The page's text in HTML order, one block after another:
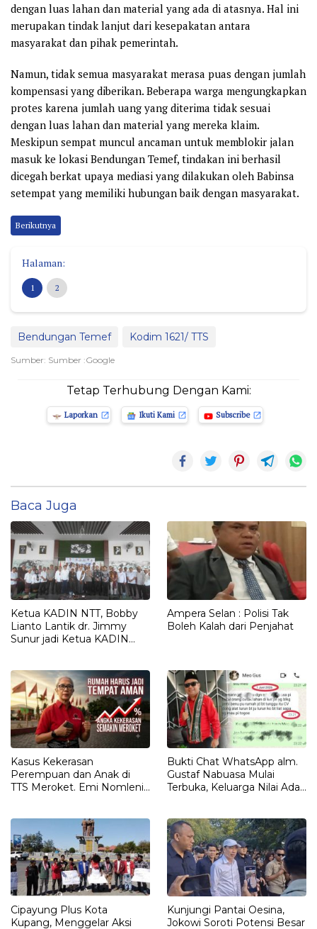
dengan luas lahan dan material yang ada di atasnya. Hal ini
merupakan tindak lanjut dari kesepakatan antara
masyarakat dan pihak pemerintah.
Namun, tidak semua masyarakat merasa puas dengan jumlah
kompensasi yang diberikan. Beberapa warga mengungkapkan
protes karena jumlah uang yang diterima tidak sesuai
dengan luas lahan dan material yang mereka klaim.
Meskipun sempat muncul ancaman untuk memblokir jalan
masuk ke lokasi Bendungan Temef, tindakan ini berhasil
dicegah berkat upaya mediasi yang dilakukan oleh Babinsa
setempat yang memiliki hubungan baik dengan masyarakat.
Berikutnya
Halaman:
1 2
Bendungan Temef Kodim 1621/ TTS
Sumber: Sumber :Google
Tetap Terhubung Dengan Kami:
Laporkan Ikuti Kami Subscribe
Baca Juga
Ketua KADIN NTT, Bobby
Lianto Lantik dr. Jimmy
Sunur jadi Ketua KADIN
Ampera Selan : Polisi Tak
Boleh Kalah dari Penjahat
Kasus Kekerasan
Perempuan dan Anak di
TTS Meroket. Emi Nomleni :
Bukti Chat WhatsApp alm.
Gustaf Nabuasa Mulai
Terbuka, Keluarga Nilai Ada
Cipayung Plus Kota
Kupang, Menggelar Aksi
Kunjungi Pantai Oesina,
Jokowi Soroti Potensi Besar